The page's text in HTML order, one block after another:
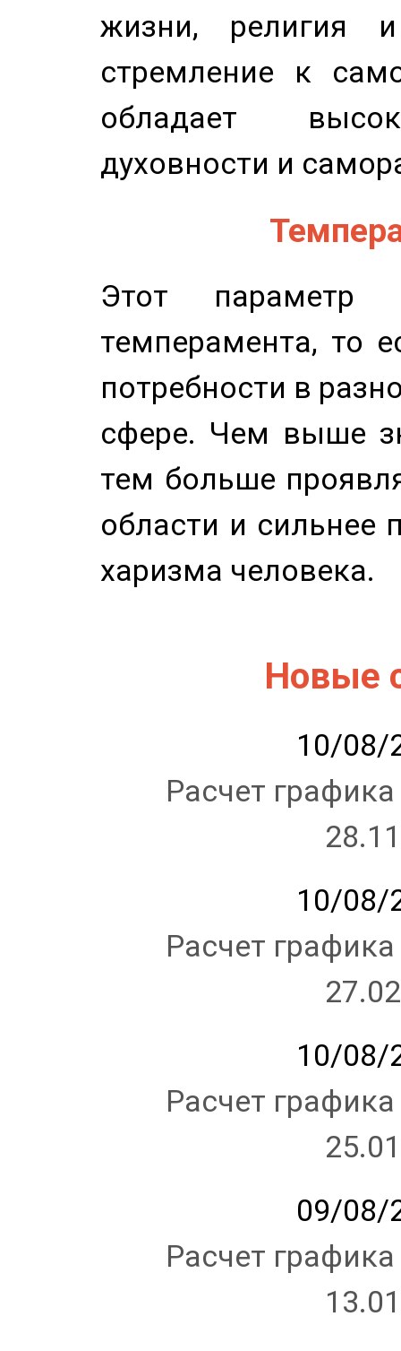
жизни, религия
стремление к
обладает
духовности и
Этот параметр
темперамента, то
потребности в
сфере. Чем выше
тем больше
области и сильнее
харизма человека.
Новые
10/08/
Расчет
10/08/
Расчет
10/08/
Расчет
09/08/
Расчет